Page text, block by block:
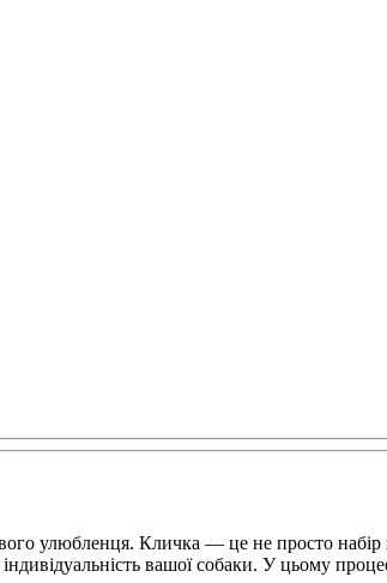
улюбленця. Кличка — це не просто набір
вашої собаки. У цьому